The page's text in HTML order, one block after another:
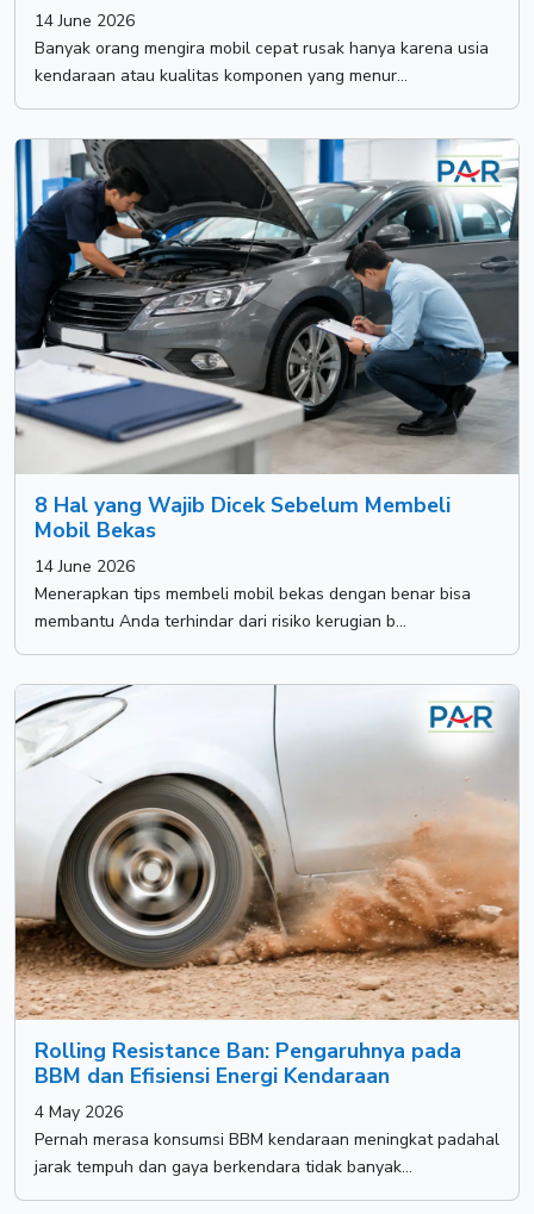
14 June 2026
Banyak orang mengira mobil cepat rusak hanya karena usia
kendaraan atau kualitas komponen yang menur...
8 Hal yang Wajib Dicek Sebelum Membeli
Mobil Bekas
14 June 2026
Menerapkan tips membeli mobil bekas dengan benar bisa
membantu Anda terhindar dari risiko kerugian b...
Rolling Resistance Ban: Pengaruhnya pada
BBM dan Efisiensi Energi Kendaraan
4 May 2026
Pernah merasa konsumsi BBM kendaraan meningkat padahal
jarak tempuh dan gaya berkendara tidak banyak...